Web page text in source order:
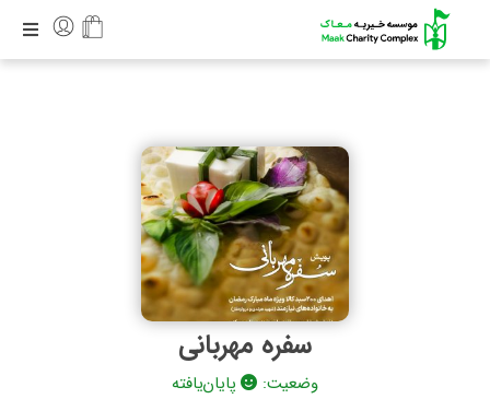
سفره مهربانی
وضعیت: پایان‌یافته